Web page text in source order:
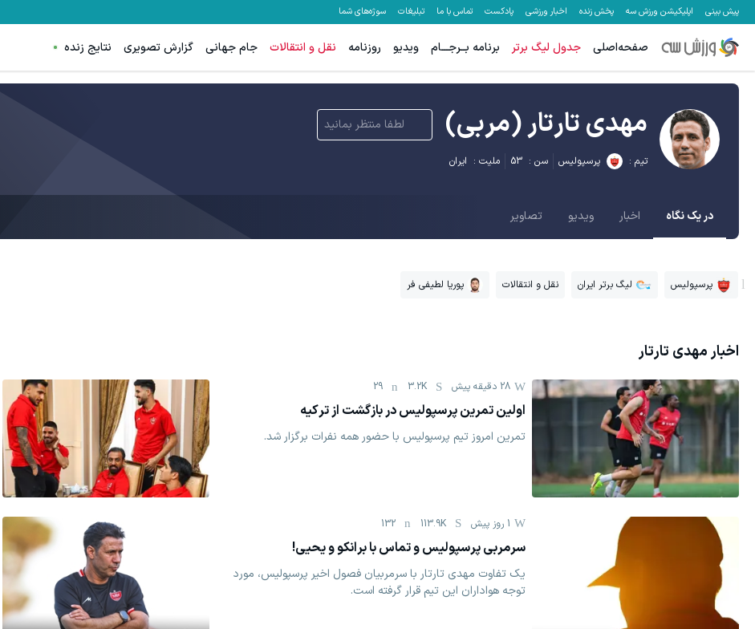
پیش بینی اپلیکیشن ورزش سه پخش زنده اخبار ورزشی پادکست تماس با ما تبلیغات سوژه‌های شما
صفحه‌اصلی جدول لیگ برتر برنامه بــرجـــام ویدیو روزنامه نقل و انتقالات جام جهانی گزارش تصویری نتایج زنده
مهدی تارتار(مربی) لطفا منتظر بمانید
تیم : پرسپولیس سن : 53 ملیت : ایران
در یک نگاه اخبار ویدیو تصاویر
پرسپولیس لیگ برتر ایران نقل و انتقالات پوریا لطیفی فر
اخبارمهدی تارتار
28 دقیقه پیش 3.2K
29
اولین تمرین پرسپولیس در بازگشت از ترکیه
تمرین امروز تیم پرسپولیس با حضور همه نفرات برگزار شد.
1 روز پیش 113.9K
132
سرمربی پرسپولیس و تماس با برانکو و یحیی!
یک تفاوت مهدی تارتار با سرمربیان فصول اخیر پرسپولیس، مورد
توجه هواداران این تیم قرار گرفته است.